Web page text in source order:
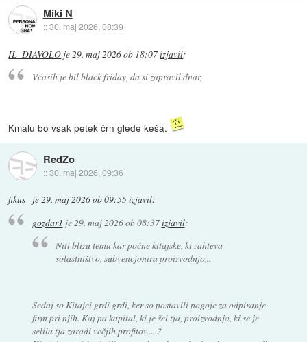
Miki N
::30. maj 2026, 08:39
IL_DIAVOLO je29. maj 2026 ob 18:07izjavil:
Včasih je bil black friday, da si zapravil dnar,
Kmalu bo vsak petek črn glede keša.
RedZo
::30. maj 2026, 09:36
fikus_ je29. maj 2026 ob 09:55izjavil:
gozdar1 je29. maj 2026 ob 08:37izjavil:
Niti blizu temu kar počne kitajske, ki zahteva
solastništvo, subvencjonira proizvodnjo,..
Sedaj so Kitajci grdi grdi, ker so postavili pogoje za odpiranje
firm pri njih. Kaj pa kapital, ki je šel tja, proizvodnja, ki se je
selila tja zaradi večjih profitov.....?